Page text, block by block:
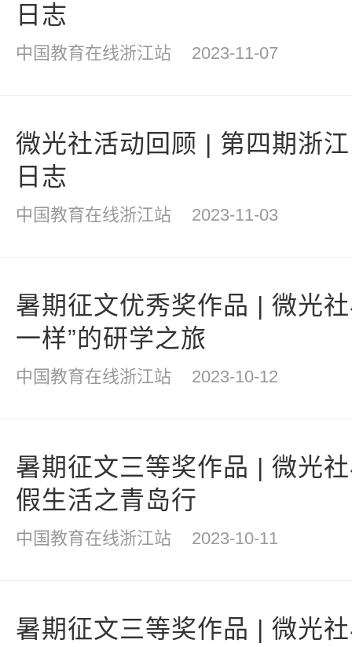
日志
中国教育在线浙江站 2023-11-07
微光社活动回顾 | 第四期浙
日志
中国教育在线浙江站 2023-11-03
暑期征文优秀奖作品 | 微光
一样”的研学之旅
中国教育在线浙江站 2023-10-12
暑期征文三等奖作品 | 微光
假生活之青岛行
中国教育在线浙江站 2023-10-11
暑期征文三等奖作品 | 微光